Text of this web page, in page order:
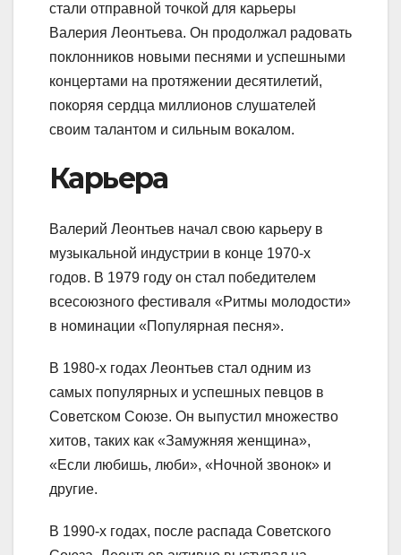
стали отправной точкой для карьеры
Валерия Леонтьева. Он продолжал радовать
поклонников новыми песнями и успешными
концертами на протяжении десятилетий,
покоряя сердца миллионов слушателей
своим талантом и сильным вокалом.
Карьера
Валерий Леонтьев начал свою карьеру в
музыкальной индустрии в конце 1970-х
годов. В 1979 году он стал победителем
всесоюзного фестиваля «Ритмы молодости»
в номинации «Популярная песня».
В 1980-х годах Леонтьев стал одним из
самых популярных и успешных певцов в
Советском Союзе. Он выпустил множество
хитов, таких как «Замужняя женщина»,
«Если любишь, люби», «Ночной звонок» и
другие.
В 1990-х годах, после распада Советского